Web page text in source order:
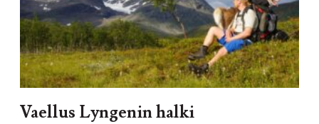
Vaellus Lyngenin halki